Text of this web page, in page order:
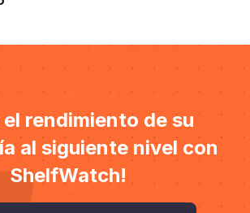
el rendimiento de su
al siguiente nivel con
ShelfWatch!